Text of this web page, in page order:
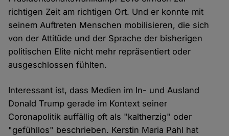
richtigen Zeit am richtigen Ort. Und er konnte mit
seinem Auftreten Menschen mobilisieren, die sich
von der Attitüde und der Sprache der bisherigen
politischen Elite nicht mehr repräsentiert oder
ausgeschlossen fühlten.
Interessant ist, dass Medien im In- und Ausland
Donald Trump gerade im Kontext seiner
Coronapolitik auffällig oft als "kaltherzig" oder
"gefühllos" beschrieben. Kerstin Maria Pahl hat